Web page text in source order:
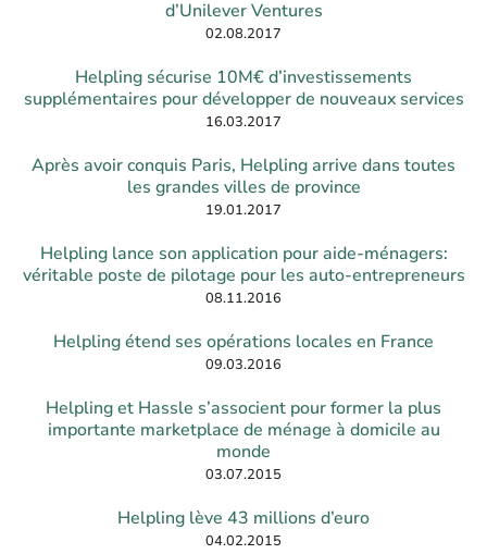
d’Unilever Ventures
02.08.2017
Helpling sécurise 10M€ d’investissements
supplémentaires pour développer de nouveaux services
16.03.2017
Après avoir conquis Paris, Helpling arrive dans toutes
les grandes villes de province
19.01.2017
Helpling lance son application pour aide-ménagers:
véritable poste de pilotage pour les auto-entrepreneurs
08.11.2016
Helpling étend ses opérations locales en France
09.03.2016
Helpling et Hassle s’associent pour former la plus
importante marketplace de ménage à domicile au
monde
03.07.2015
Helpling lève 43 millions d’euro
04.02.2015